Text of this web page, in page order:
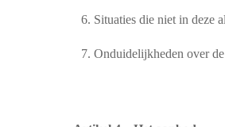
Situaties die niet in deze
Onduidelijkheden over